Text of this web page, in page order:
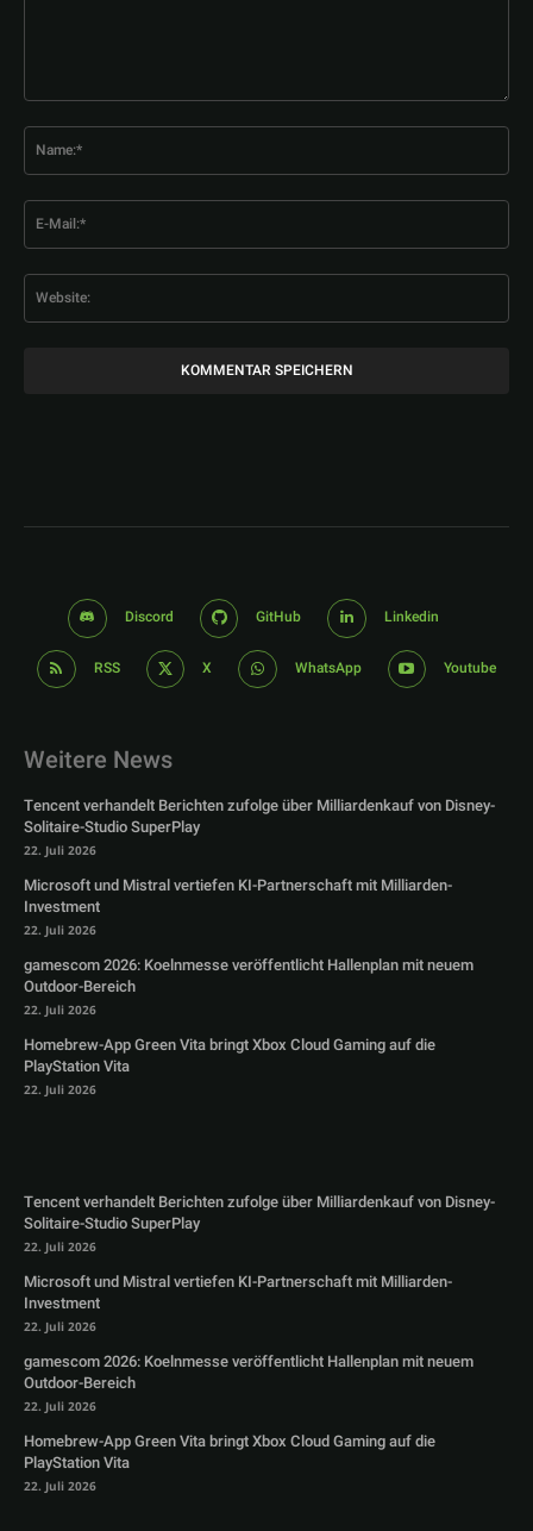
Discord GitHub Linkedin
RSS X WhatsApp Youtube
Weitere News
Tencent verhandelt Berichten zufolge über Milliardenkauf von Disney-
Solitaire-Studio SuperPlay
22. Juli 2026
Microsoft und Mistral vertiefen KI-Partnerschaft mit Milliarden-
Investment
22. Juli 2026
gamescom 2026: Koelnmesse veröffentlicht Hallenplan mit neuem
Outdoor-Bereich
22. Juli 2026
Homebrew-App Green Vita bringt Xbox Cloud Gaming auf die
PlayStation Vita
22. Juli 2026
Tencent verhandelt Berichten zufolge über Milliardenkauf von Disney-
Solitaire-Studio SuperPlay
22. Juli 2026
Microsoft und Mistral vertiefen KI-Partnerschaft mit Milliarden-
Investment
22. Juli 2026
gamescom 2026: Koelnmesse veröffentlicht Hallenplan mit neuem
Outdoor-Bereich
22. Juli 2026
Homebrew-App Green Vita bringt Xbox Cloud Gaming auf die
PlayStation Vita
22. Juli 2026